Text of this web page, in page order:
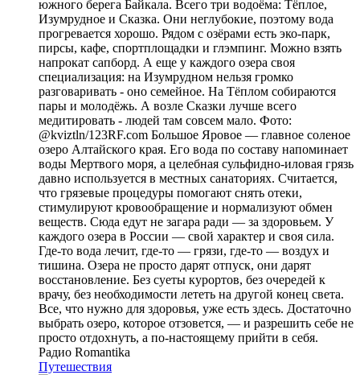
южного берега Байкала. Всего три водоёма: Тёплое,
Изумрудное и Сказка. Они неглубокие, поэтому вода
прогревается хорошо. Рядом с озёрами есть эко-парк,
пирсы, кафе, спортплощадки и глэмпинг. Можно взять
напрокат сапборд. А еще у каждого озера своя
специализация: на Изумрудном нельзя громко
разговаривать - оно семейное. На Тёплом собираются
пары и молодёжь. А возле Сказки лучше всего
медитировать - людей там совсем мало. Фото:
@kviztln/123RF.com Большое Яровое — главное соленое
озеро Алтайского края. Его вода по составу напоминает
воды Мертвого моря, а целебная сульфидно-иловая грязь
давно используется в местных санаториях. Считается,
что грязевые процедуры помогают снять отеки,
стимулируют кровообращение и нормализуют обмен
веществ. Сюда едут не загара ради — за здоровьем. У
каждого озера в России — свой характер и своя сила.
Где-то вода лечит, где-то — грязи, где-то — воздух и
тишина. Озера не просто дарят отпуск, они дарят
восстановление. Без суеты курортов, без очередей к
врачу, без необходимости лететь на другой конец света.
Все, что нужно для здоровья, уже есть здесь. Достаточно
выбрать озеро, которое отзовется, — и разрешить себе не
просто отдохнуть, а по-настоящему прийти в себя.
Радио Romantika
Путешествия